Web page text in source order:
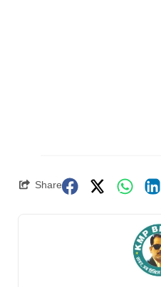
Share